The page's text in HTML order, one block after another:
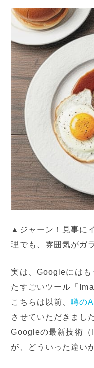
▲ジャーン！見事に
理でも、雰囲気がガ
実は、Googleにはも
たすごいツール「
こちらは以前、 噂の
させていただきまし
Googleの最新技術
が、どういった違い